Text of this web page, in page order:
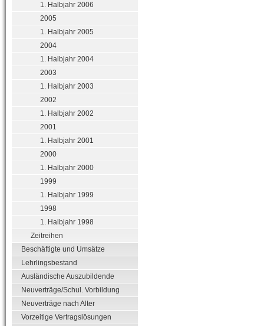
1. Halbjahr 2006
2005
1. Halbjahr 2005
2004
1. Halbjahr 2004
2003
1. Halbjahr 2003
2002
1. Halbjahr 2002
2001
1. Halbjahr 2001
2000
1. Halbjahr 2000
1999
1. Halbjahr 1999
1998
1. Halbjahr 1998
Zeitreihen
Beschäftigte und Umsätze
Lehrlingsbestand
Ausländische Auszubildende
Neuverträge/Schul. Vorbildung
Neuverträge nach Alter
Vorzeitige Vertragslösungen